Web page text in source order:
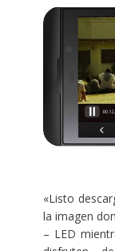
«Listo
la imagen
– LED